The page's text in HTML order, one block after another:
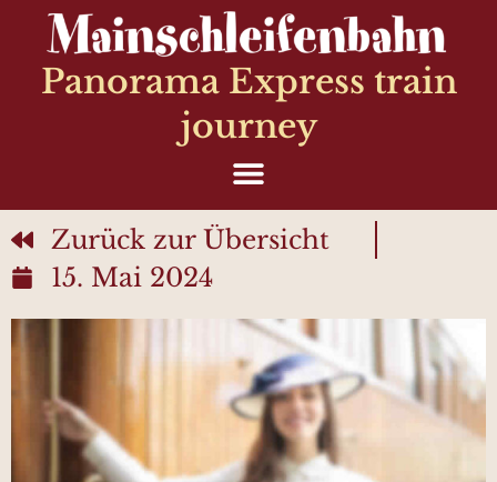
Panorama Express train
journey
Zurück zur Übersicht
15. Mai 2024